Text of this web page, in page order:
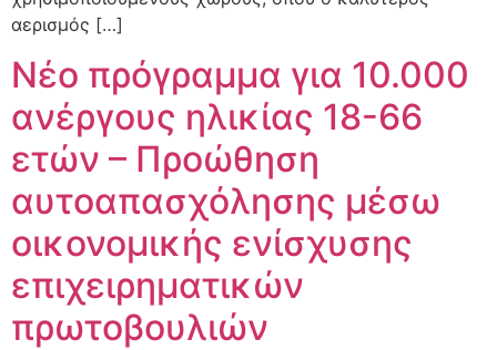
αερισμός […]
Νέο πρόγραμμα για 10.000
ανέργους ηλικίας 18-66
ετών – Προώθηση
αυτοαπασχόλησης μέσω
οικονομικής ενίσχυσης
επιχειρηματικών
πρωτοβουλιών